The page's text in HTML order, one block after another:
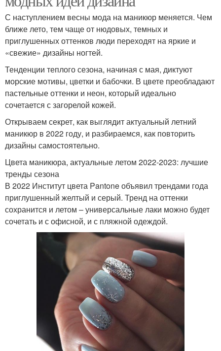
С наступлением весны мода на маникюр меняется. Чем
ближе лето, тем чаще от нюдовых, темных и
приглушенных оттенков люди переходят на яркие и
«свежие» дизайны ногтей.
Тенденции теплого сезона, начиная с мая, диктуют
морские мотивы, цветки и бабочки. В цвете преобладают
пастельные оттенки и неон, который идеально
сочетается с загорелой кожей.
Открываем секрет, как выглядит актуальный летний
маникюр в 2022 году, и разбираемся, как повторить
дизайны самостоятельно.
Цвета маникюра, актуальные летом 2022-2023: лучшие
тренды сезона
В 2022 Институт цвета Pantone объявил трендами года
приглушенный желтый и серый. Тренд на оттенки
сохранится и летом – универсальные лаки можно будет
сочетать и с офисной, и с пляжной одеждой.